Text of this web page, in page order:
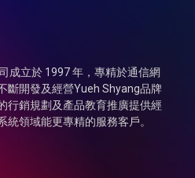
成立於 1997 年，專精於通信網
斷開發及經營Yueh Shyang品牌
行銷規劃及產品教育推廣提供經
統領域能更專精的服務客戶。